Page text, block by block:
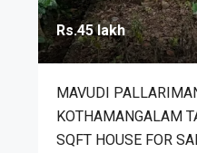
Rs.45 lakh
MAVUDI
KOTHAMANGALAM
SQFT HOUSE FOR